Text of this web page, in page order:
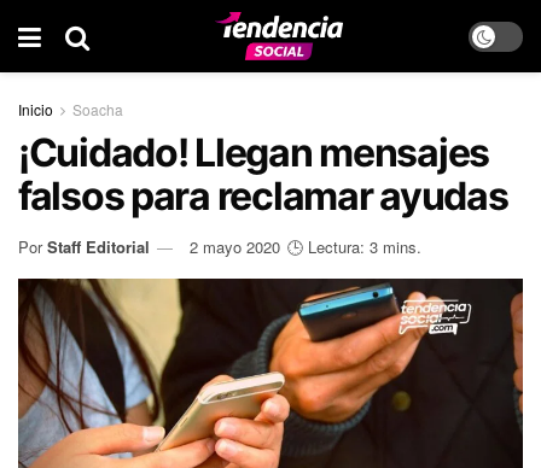
Inicio Soacha
¡Cuidado! Llegan mensajes
falsos para reclamar ayudas
Por Staff Editorial 2 mayo 2020 🕒 Lectura: 3 mins.